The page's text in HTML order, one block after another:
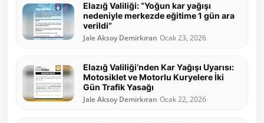
Elazığ Valiliği: “Yoğun kar yağışı
nedeniyle merkezde eğitime 1 gün ara
verildi”
Jale Aksoy Demirkıran Ocak 23, 2026
Elazığ Valiliği’nden Kar Yağışı Uyarısı:
Motosiklet ve Motorlu Kuryelere İki
Gün Trafik Yasağı
Jale Aksoy Demirkıran Ocak 22, 2026